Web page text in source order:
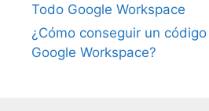
Todo Google Workspace
¿Cómo conseguir un
Google Workspace?